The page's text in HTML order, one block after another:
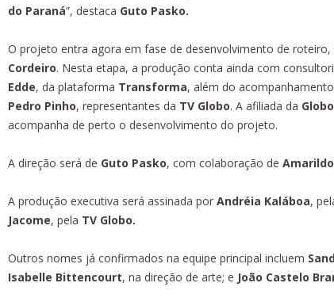
do Paraná”, destaca Guto Pasko.
O projeto entra agora em fase de desenvolvimento de roteiro,
Cordeiro. Nesta etapa, a produção conta ainda com
Edde, da plataforma Transforma, além do
Pedro Pinho, representantes da TV Globo. A afiliada da
acompanha de perto o desenvolvimento do projeto.
A direção será de Guto Pasko, com colaboração de
A produção executiva será assinada por Andréia Kaláboa,
Jacome, pela TV Globo.
Outros nomes já confirmados na equipe principal incluem
Isabelle Bittencourt, na direção de arte; e João Castelo